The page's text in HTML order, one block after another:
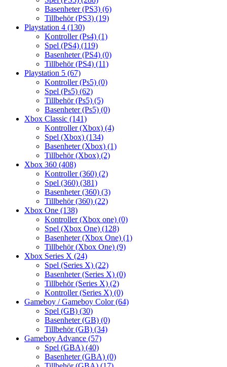
Basenheter (PS3) (6)
Tillbehör (PS3) (19)
Playstation 4 (130)
Kontroller (Ps4) (1)
Spel (PS4) (119)
Basenheter (PS4) (0)
Tillbehör (PS4) (11)
Playstation 5 (67)
Kontroller (Ps5) (0)
Spel (Ps5) (62)
Tillbehör (Ps5) (5)
Basenheter (Ps5) (0)
Xbox Classic (141)
Kontroller (Xbox) (4)
Spel (Xbox) (134)
Basenheter (Xbox) (1)
Tillbehör (Xbox) (2)
Xbox 360 (408)
Kontroller (360) (2)
Spel (360) (381)
Basenheter (360) (3)
Tillbehör (360) (22)
Xbox One (138)
Kontroller (Xbox one) (0)
Spel (Xbox One) (128)
Basenheter (Xbox One) (1)
Tillbehör (Xbox One) (9)
Xbox Series X (24)
Spel (Series X) (22)
Basenheter (Series X) (0)
Tillbehör (Series X) (2)
Kontroller (Series X) (0)
Gameboy / Gameboy Color(64)
Spel (GB) (30)
Basenheter (GB) (0)
Tillbehör (GB) (34)
Gameboy Advance (57)
Spel (GBA) (40)
Basenheter (GBA) (0)